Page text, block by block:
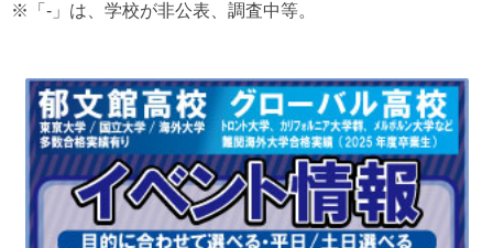
※「-」は、学校が非公表、調査中等。